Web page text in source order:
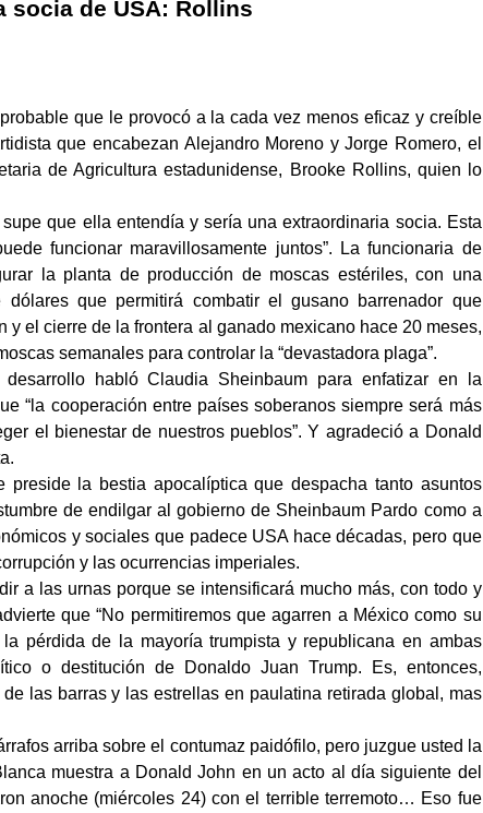
socia de USA: Rollins
que le provocó a la cada vez menos eficaz y creíble
que encabezan Alejandro Moreno y Jorge Romero, el
de Agricultura estadunidense, Brooke Rollins, quien lo
que ella entendía y sería una extraordinaria socia. Esta
funcionar maravillosamente juntos”. La funcionaria de
la planta de producción de moscas estériles, con una
que permitirá combatir el gusano barrenador que
el cierre de la frontera al ganado mexicano hace 20 meses,
semanales para controlar la “devastadora plaga”.
habló Claudia Sheinbaum para enfatizar en la
“la cooperación entre países soberanos siempre será más
el bienestar de nuestros pueblos”. Y agradeció a Donald
preside la bestia apocalíptica que despacha tanto asuntos
de endilgar al gobierno de Sheinbaum Pardo como a
y sociales que padece USA hace décadas, pero que
y las ocurrencias imperiales.
a las urnas porque se intensificará mucho más, con todo y
que “No permitiremos que agarren a México como su
pérdida de la mayoría trumpista y republicana en ambas
o destitución de Donaldo Juan Trump. Es, entonces,
de las barrasy las estrellas en paulatina retirada global, mas
arriba sobre el contumaz paidófilo, pero juzgue usted la
muestra a Donald John en un acto al día siguiente del
anoche (miércoles 24) con el terrible terremoto… Eso fue